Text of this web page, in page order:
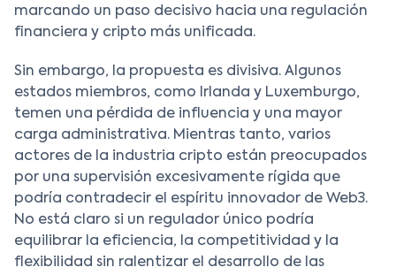
marcando un paso decisivo hacia una regulación
financiera y cripto más unificada.
Sin embargo, la propuesta es divisiva. Algunos
estados miembros, como Irlanda y Luxemburgo,
temen una pérdida de influencia y una mayor
carga administrativa. Mientras tanto, varios
actores de la industria cripto están preocupados
por una supervisión excesivamente rígida que
podría contradecir el espíritu innovador de Web3.
No está claro si un regulador único podría
equilibrar la eficiencia, la competitividad y la
flexibilidad sin ralentizar el desarrollo de las